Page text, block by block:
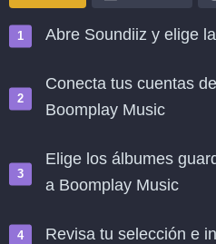
Abre Soundiiz y elige
Conecta tus cuentas
Boomplay Music
Elige los álbumes
a Boomplay Music
Revisa tu selección e